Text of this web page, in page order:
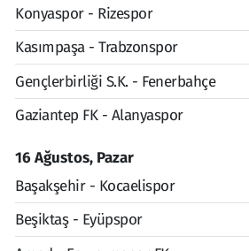
Konyaspor - Rizespor
Kasımpaşa - Trabzonspor
Gençlerbirliği S.K. - Fenerbahçe
Gaziantep FK - Alanyaspor
16 Ağustos, Pazar
Başakşehir - Kocaelispor
Beşiktaş - Eyüpspor